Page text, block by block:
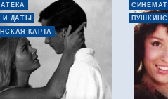
И ДАТЫ
КАРТА